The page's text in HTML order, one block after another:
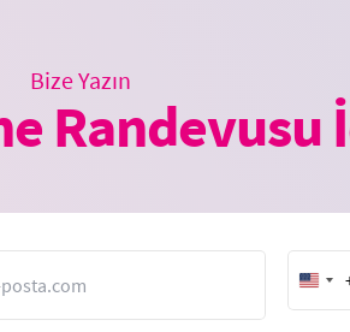
Bize Yazın
Randevusu